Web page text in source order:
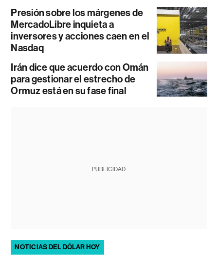
Presión sobre los márgenes de
MercadoLibre inquieta a
inversores y acciones caen en el
Nasdaq
Irán dice que acuerdo con Omán
para gestionar el estrecho de
Ormuz está en su fase final
PUBLICIDAD
NOTICIAS DEL DÓLAR HOY